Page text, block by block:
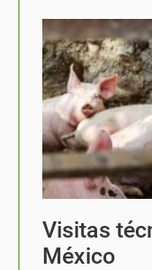
Visitas
México